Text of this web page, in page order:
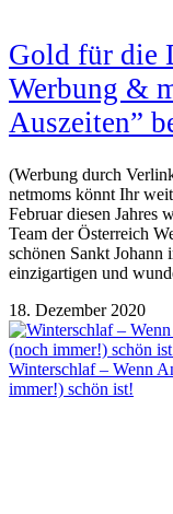
Gold für die
Werbung &
Auszeiten”
(Werbung durch
netmoms könnt Ihr
Februar diesen Jahres
Team der Österreich
schönen Sankt Johann
einzigartigen und
18. Dezember 2020
Winterschlaf – Wenn
immer!) schön ist!